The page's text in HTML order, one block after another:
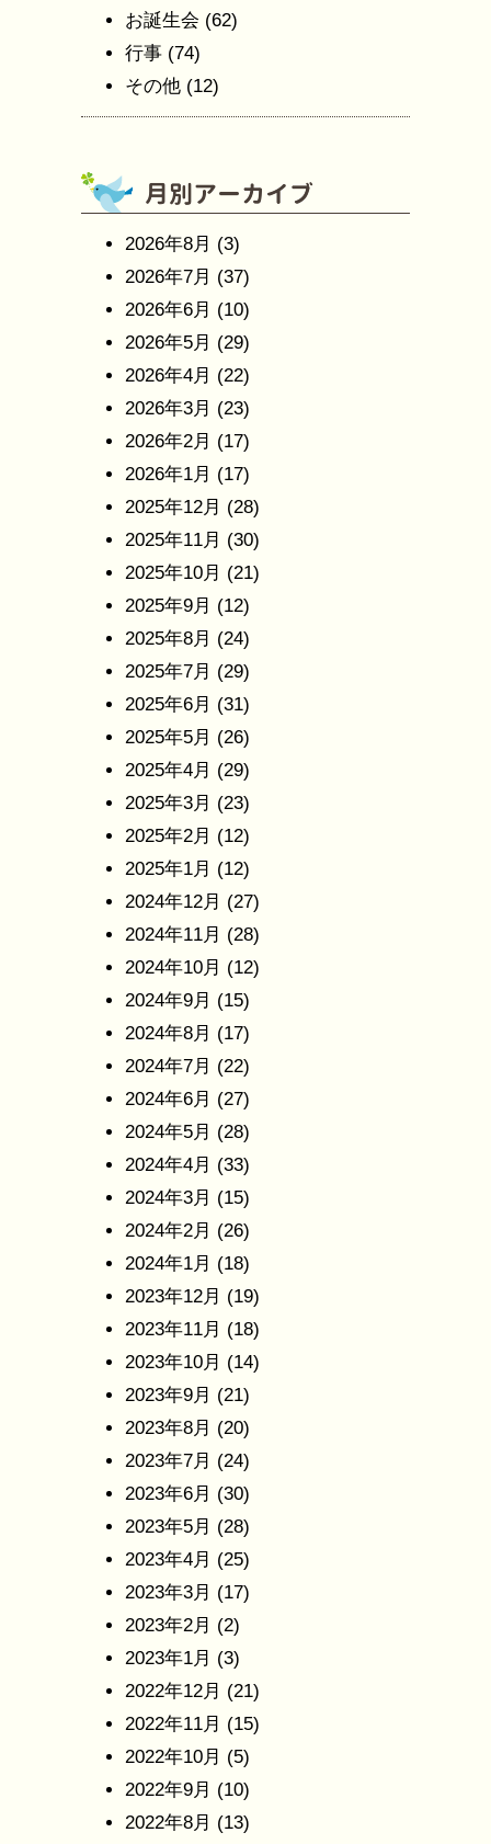
お誕生会 (62)
行事 (74)
その他 (12)
2026年8月 (3)
2026年7月 (37)
2026年6月 (10)
2026年5月 (29)
2026年4月 (22)
2026年3月 (23)
2026年2月 (17)
2026年1月 (17)
2025年12月 (28)
2025年11月 (30)
2025年10月 (21)
2025年9月 (12)
2025年8月 (24)
2025年7月 (29)
2025年6月 (31)
2025年5月 (26)
2025年4月 (29)
2025年3月 (23)
2025年2月 (12)
2025年1月 (12)
2024年12月 (27)
2024年11月 (28)
2024年10月 (12)
2024年9月 (15)
2024年8月 (17)
2024年7月 (22)
2024年6月 (27)
2024年5月 (28)
2024年4月 (33)
2024年3月 (15)
2024年2月 (26)
2024年1月 (18)
2023年12月 (19)
2023年11月 (18)
2023年10月 (14)
2023年9月 (21)
2023年8月 (20)
2023年7月 (24)
2023年6月 (30)
2023年5月 (28)
2023年4月 (25)
2023年3月 (17)
2023年2月 (2)
2023年1月 (3)
2022年12月 (21)
2022年11月 (15)
2022年10月 (5)
2022年9月 (10)
2022年8月 (13)